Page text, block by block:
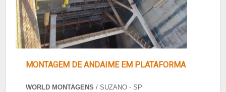
MONTAGEM DE ANDAIME EM PLATAFORMA
WORLD MONTAGENS / SUZANO - SP